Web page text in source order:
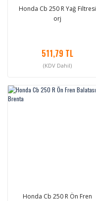
Honda Cb 250 R Yağ Filtresi
orj
511,79 TL
(KDV Dahil)
Honda Cb 250 R Ön Fren